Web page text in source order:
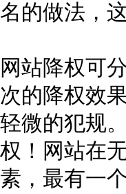
名的做法，
网站降权可
次的降权效
轻微的犯规
权！网站在
素，最有一